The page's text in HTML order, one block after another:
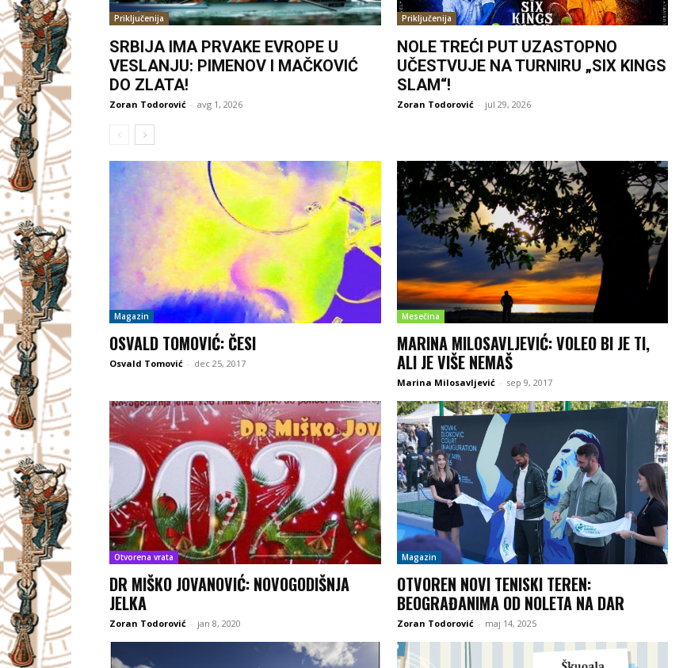
Priključenija
SRBIJA IMA PRVAKE EVROPE U
VESLANJU: PIMENOV I MAČKOVIĆ
DO ZLATA!
Zoran Todorović - avg 1, 2026
Priključenija
NOLE TREĆI PUT UZASTOPNO
UČESTVUJE NA TURNIRU „SIX KINGS
SLAM“!
Zoran Todorović - jul 29, 2026
Magazin
OSVALD TOMOVIĆ: ČESI
Osvald Tomović - dec 25, 2017
Mesečina
MARINA MILOSAVLJEVIĆ: VOLEO BI JE TI,
ALI JE VIŠE NEMAŠ
Marina Milosavljević - sep 9, 2017
Otvorena vrata
DR MIŠKO JOVANOVIĆ: NOVOGODIŠNJA
JELKA
Zoran Todorović - jan 8, 2020
Magazin
OTVOREN NOVI TENISKI TEREN:
BEOGRAĐANIMA OD NOLETA NA DAR
Zoran Todorović - maj 14, 2025